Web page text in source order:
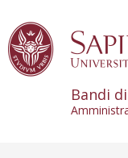
Bandi